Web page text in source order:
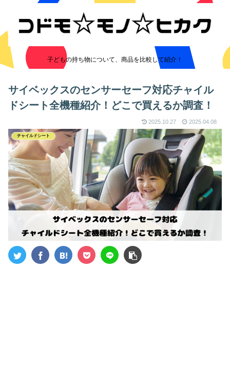
子どもの持ち物について、商品を比較して紹介！
サイベックスのセンサーセーフ対応チャイル
ドシート全機種紹介！どこで買えるか調査！
2025.10.27 2025.04.08
チャイルドシート